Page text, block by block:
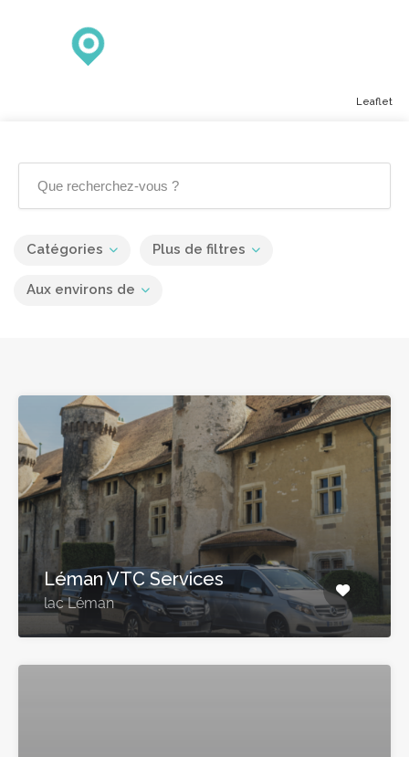
Catégories Plus de filtres
Aux environs de
Léman VTC Services
lac Léman
Leaflet